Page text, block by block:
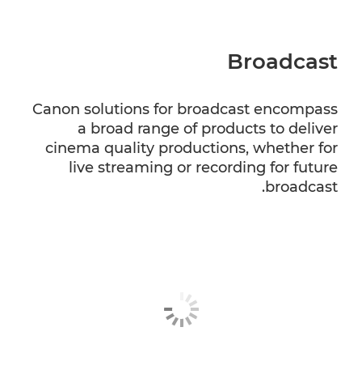
Broadcast
Canon solutions for broadcast encompass
a broad range of products to deliver
cinema quality productions, whether for
live streaming or recording for future
broadcast.